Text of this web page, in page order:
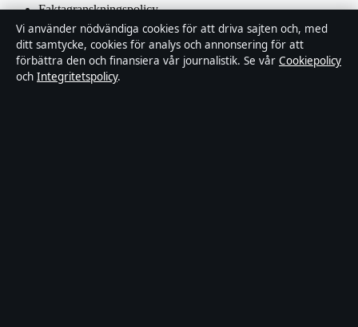
Faktagranskningspolicy
Ägande & finansiering
Integritetspolicy
Vi använder nödvändiga cookies för att driva sajten och, med
ditt samtycke, cookies för analys och annonsering för att
förbättra den och finansiera vår journalistik. Se vår Cookiepolicy
och Integritetspolicy.